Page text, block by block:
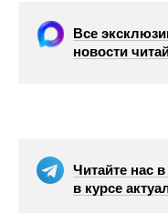
Все
новости
Читайте нас
в курсе